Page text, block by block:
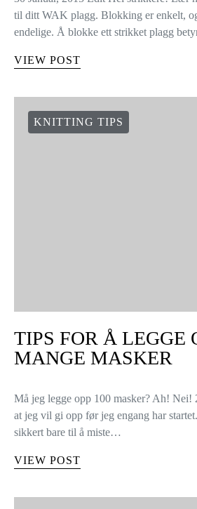
til ditt WAK plagg. Blokking er enkelt,
endelige. Å blokke ett strikket plagg
VIEW POST
KNITTING TIPS
TIPS FOR Å LEGGE
MANGE MASKER
Må jeg legge opp 100 masker? Ah!
at jeg vil gi opp før jeg engang har
sikkert bare til å miste…
VIEW POST